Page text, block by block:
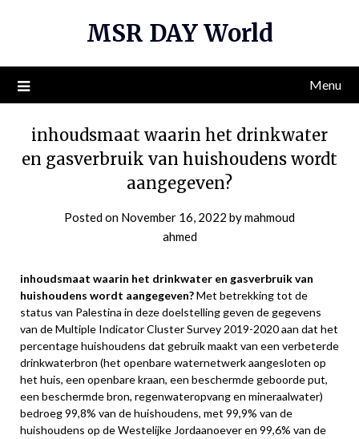
MSR DAY World
Menu
inhoudsmaat waarin het drinkwater
en gasverbruik van huishoudens wordt
aangegeven?
Posted on November 16, 2022 bymahmoud
ahmed
inhoudsmaat waarin het drinkwater en gasverbruik van
huishoudens wordt aangegeven?Met betrekking tot de
status van Palestina in deze doelstelling geven de gegevens
van de Multiple Indicator Cluster Survey 2019-2020 aan dat het
percentage huishoudens dat gebruik maakt van een verbeterde
drinkwaterbron (het openbare waternetwerk aangesloten op
het huis, een openbare kraan, een beschermde geboorde put,
een beschermde bron, regenwateropvang en mineraalwater)
bedroeg 99,8% van de huishoudens, met 99,9% van de
huishoudens op de Westelijke Jordaanoever en 99,6% van de